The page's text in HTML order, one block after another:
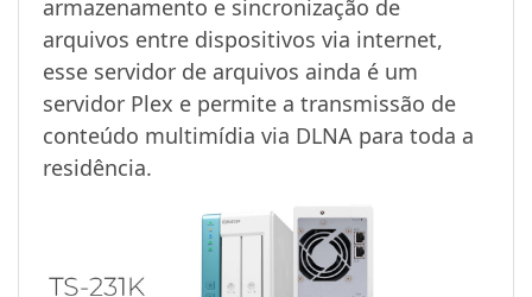
armazenamento e sincronização de
arquivos entre dispositivos via internet,
esse servidor de arquivos ainda é um
servidor Plex e permite a transmissão de
conteúdo multimídia via DLNA para toda a
residência.